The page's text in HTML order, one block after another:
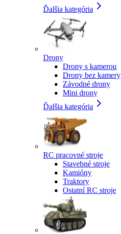
Ďalšia kategória
Drony
Drony s kamerou
Drony bez kamery
Závodné drony
Mini drony
Ďalšia kategória
RC pracovné stroje
Stavebné stroje
Kamióny
Traktory
Ostatní RC stroje